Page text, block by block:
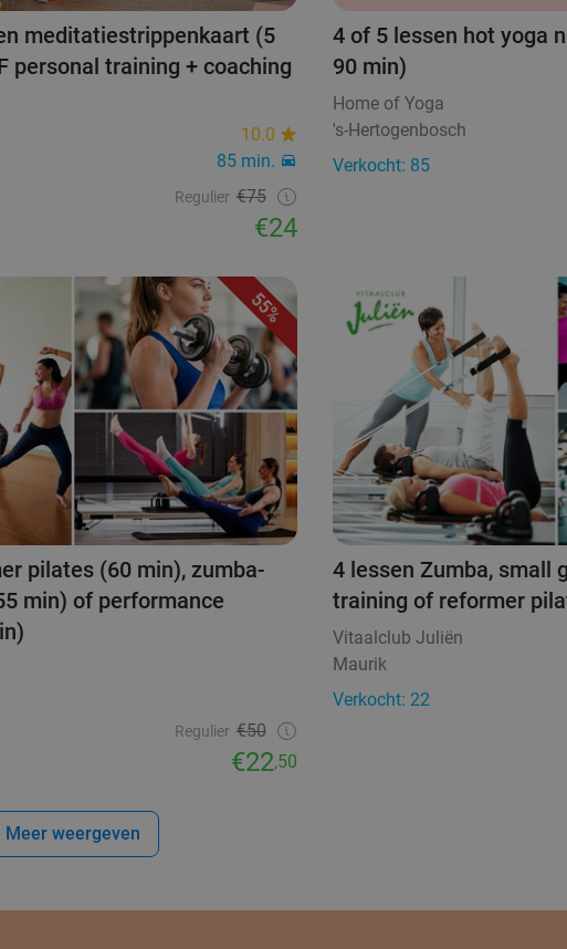
meditatiestrippenkaart (5
personal training + coaching
10.0
85 min.
Regulier €75
€24
4 of 5 lessen hot yoga
90 min)
Home of Yoga
's-Hertogenbosch
Verkocht: 85
55%
pilates (60 min), zumba-
min) of performance
Regulier €50
€22,50
4 lessen Zumba, small
training of reformer
Vitaalclub Juliën
Maurik
Verkocht: 22
Meer weergeven